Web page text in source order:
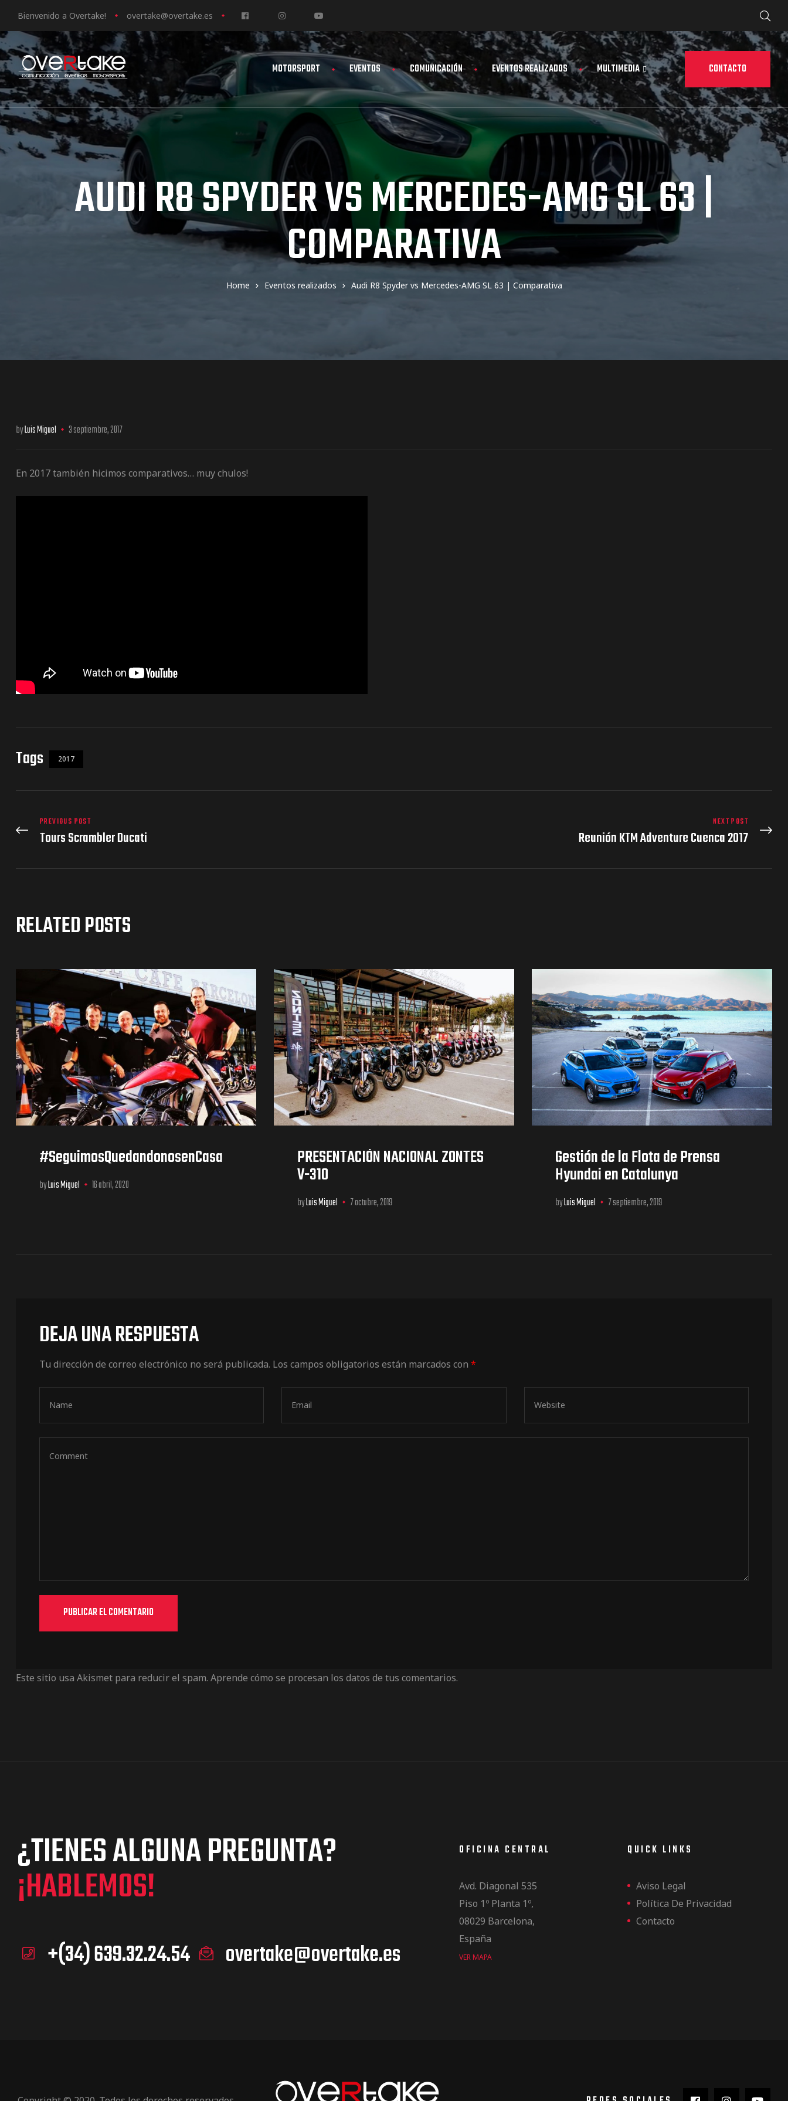
Bienvenido a Overtake! overtake@overtake.es
MOTORSPORT EVENTOS COMUNICACIÓN EVENTOS REALIZADOS MULTIMEDIA CONTACTO
AUDI R8 SPYDER VS MERCEDES-AMG SL 63 |
COMPARATIVA
Home Eventos realizados Audi R8 Spyder vs Mercedes-AMG SL 63 | Comparativa
byLuis Miguel 3 septiembre, 2017
En 2017 también hicimos comparativos… muy chulos!
Tags 2017
PREVIOUS POST
Tours Scrambler Ducati
NEXT POST
Reunión KTM Adventure Cuenca 2017
RELATED POSTS
#SeguimosQuedandonosenCasa
byLuis Miguel 16 abril, 2020
PRESENTACIÓN NACIONAL ZONTES
V-310
byLuis Miguel 7 octubre, 2019
Gestión de la Flota de Prensa
Hyundai en Catalunya
byLuis Miguel 7 septiembre, 2019
DEJA UNA RESPUESTA
Tu dirección de correo electrónico no será publicada. Los campos obligatorios están marcados con *
Este sitio usa Akismet para reducir el spam. Aprende cómo se procesan los datos de tus comentarios.
¿TIENES ALGUNA PREGUNTA?
¡HABLEMOS!
+(34) 639.32.24.54 overtake@overtake.es
OFICINA CENTRAL
Avd. Diagonal 535
Piso 1º Planta 1º,
08029 Barcelona,
España
VER MAPA
QUICK LINKS
Aviso Legal
Política De Privacidad
Contacto
Racing